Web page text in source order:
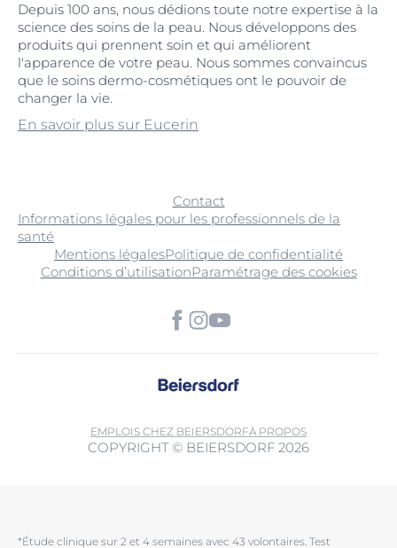
Depuis 100 ans, nous dédions toute notre expertise à la
science des soins de la peau. Nous développons des
produits qui prennent soin et qui améliorent
l'apparence de votre peau. Nous sommes convaincus
que le soins dermo-cosmétiques ont le pouvoir de
changer la vie.
En savoir plus sur Eucerin
Contact
Informations légales pour les professionnels de la
santé
Mentions légalesPolitique de confidentialité
Conditions d’utilisationParamétrage des cookies
EMPLOIS CHEZ BEIERSDORFÀ PROPOS
COPYRIGHT © BEIERSDORF 2026
*Étude clinique sur 2 et 4 semaines avec 43 volontaires. Test